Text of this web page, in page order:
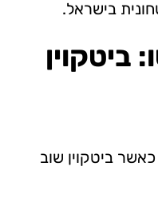
בישראל.
ביטקוין
ביטקוין שוב